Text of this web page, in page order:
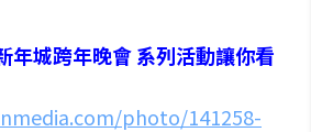
城跨年晚會 系列活動讓你看
photo/141258-